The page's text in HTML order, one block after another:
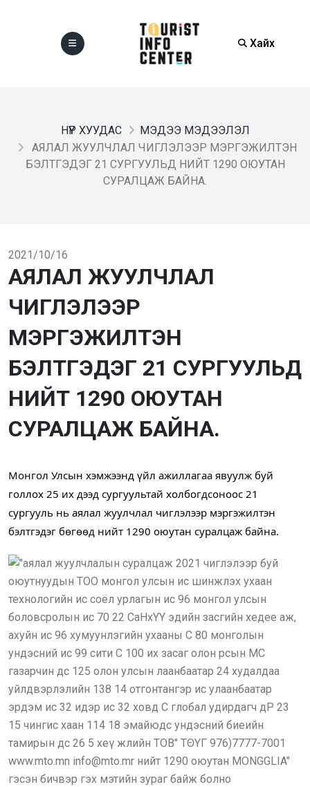
Хайх
НҮҮР ХУУДАС
МЭДЭЭ МЭДЭЭЛЭЛ
АЯЛАЛ ЖУУЛЧЛАЛ ЧИГЛЭЛЭЭР МЭРГЭЖИЛТЭН
БЭЛТГЭДЭГ 21 СУРГУУЛЬД НИЙТ 1290 ОЮУТАН
СУРАЛЦАЖ БАЙНА.
2021/10/16
АЯЛАЛ ЖУУЛЧЛАЛ
ЧИГЛЭЛЭЭР
МЭРГЭЖИЛТЭН
БЭЛТГЭДЭГ 21 СУРГУУЛЬД
НИЙТ 1290 ОЮУТАН
СУРАЛЦАЖ БАЙНА.
Монгол Улсын хэмжээнд үйл ажиллагаа явуулж буй
голлох 25 их дээд сургуультай холбогдсоноос 21
сургууль нь аялал жуулчлал чиглэлээр мэргэжилтэн
бэлтгэдэг бөгөөд нийт 1290 оюутан суралцаж байна.